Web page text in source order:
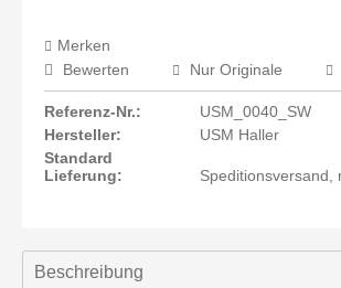
Merken
Bewerten
Nur Originale
Referenz-Nr.:
USM_0040_SW
Hersteller:
USM Haller
Standard
Lieferung:
Speditionsversand,
Beschreibung